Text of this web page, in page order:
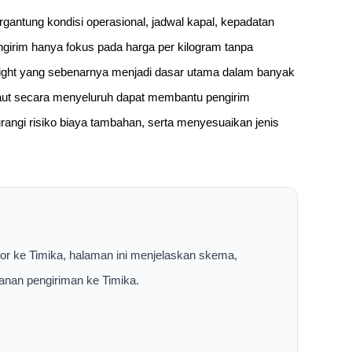
kondisi operasional, jadwal kapal, kepadatan
hanya fokus pada harga per kilogram tanpa
yang sebenarnya menjadi dasar utama dalam banyak
secara menyeluruh dapat membantu pengirim
risiko biaya tambahan, serta menyesuaikan jenis
ke Timika, halaman ini menjelaskan skema,
pengiriman ke Timika.